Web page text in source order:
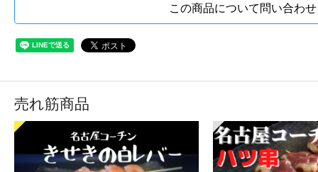
この商品について問い合わ
売れ筋商品